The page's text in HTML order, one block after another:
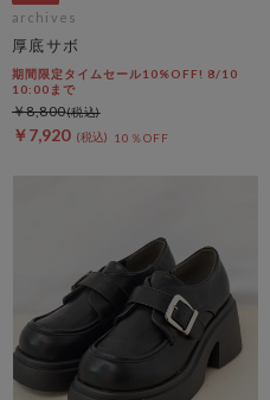
archives
厚底サボ
期間限定タイムセール10%OFF! 8/10
10:00まで
￥7,920 10％OFF
￥8,800